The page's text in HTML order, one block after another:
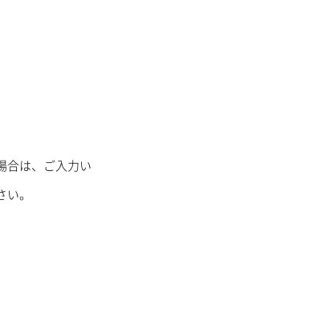
合は、ご入力い
。